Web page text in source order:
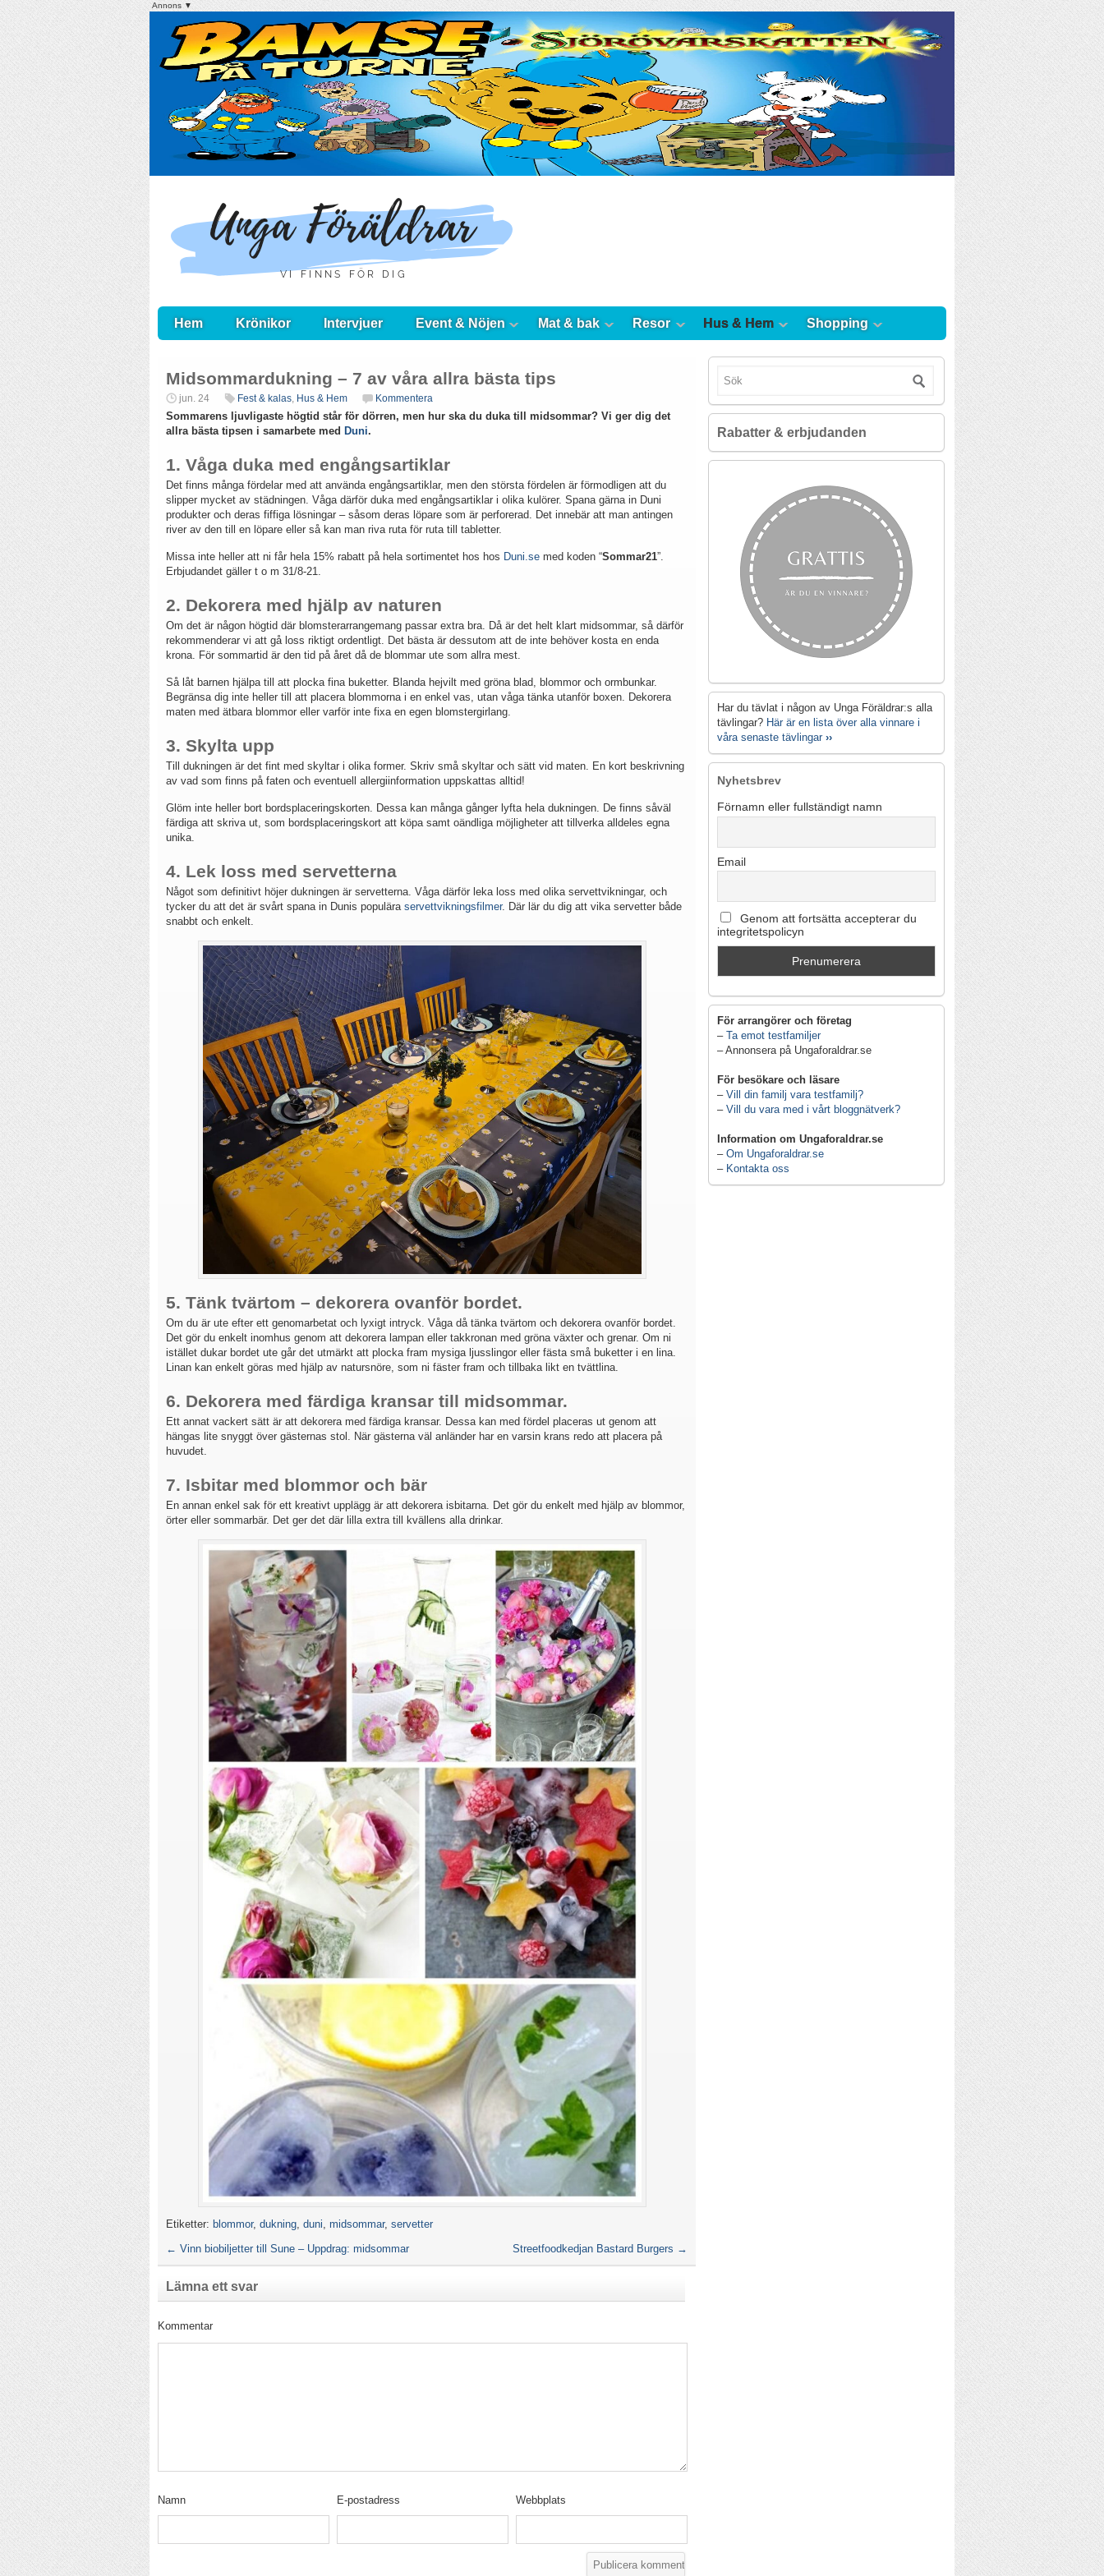
Annons ▼
Hem Krönikor Intervjuer Event & Nöjen Mat & bak Resor Hus & Hem Shopping
Midsommardukning – 7 av våra allra bästa tips
jun. 24 Fest & kalas, Hus & Hem Kommentera
Sommarens ljuvligaste högtid står för dörren, men hur ska du duka till midsommar? Vi ger dig det
allra bästa tipsen i samarbete med Duni.
1. Våga duka med engångsartiklar
Det finns många fördelar med att använda engångsartiklar, men den största fördelen är förmodligen att du
slipper mycket av städningen. Våga därför duka med engångsartiklar i olika kulörer. Spana gärna in Duni
produkter och deras fiffiga lösningar – såsom deras löpare som är perforerad. Det innebär att man antingen
river av den till en löpare eller så kan man riva ruta för ruta till tabletter.
Missa inte heller att ni får hela 15% rabatt på hela sortimentet hos hos Duni.se med koden “Sommar21”.
Erbjudandet gäller t o m 31/8-21.
2. Dekorera med hjälp av naturen
Om det är någon högtid där blomsterarrangemang passar extra bra. Då är det helt klart midsommar, så därför
rekommenderar vi att gå loss riktigt ordentligt. Det bästa är dessutom att de inte behöver kosta en enda
krona. För sommartid är den tid på året då de blommar ute som allra mest.
Så låt barnen hjälpa till att plocka fina buketter. Blanda hejvilt med gröna blad, blommor och ormbunkar.
Begränsa dig inte heller till att placera blommorna i en enkel vas, utan våga tänka utanför boxen. Dekorera
maten med ätbara blommor eller varför inte fixa en egen blomstergirlang.
3. Skylta upp
Till dukningen är det fint med skyltar i olika former. Skriv små skyltar och sätt vid maten. En kort beskrivning
av vad som finns på faten och eventuell allergiinformation uppskattas alltid!
Glöm inte heller bort bordsplaceringskorten. Dessa kan många gånger lyfta hela dukningen. De finns såväl
färdiga att skriva ut, som bordsplaceringskort att köpa samt oändliga möjligheter att tillverka alldeles egna
unika.
4. Lek loss med servetterna
Något som definitivt höjer dukningen är servetterna. Våga därför leka loss med olika servettvikningar, och
tycker du att det är svårt spana in Dunis populära servettvikningsfilmer. Där lär du dig att vika servetter både
snabbt och enkelt.
5. Tänk tvärtom – dekorera ovanför bordet.
Om du är ute efter ett genomarbetat och lyxigt intryck. Våga då tänka tvärtom och dekorera ovanför bordet.
Det gör du enkelt inomhus genom att dekorera lampan eller takkronan med gröna växter och grenar. Om ni
istället dukar bordet ute går det utmärkt att plocka fram mysiga ljusslingor eller fästa små buketter i en lina.
Linan kan enkelt göras med hjälp av natursnöre, som ni fäster fram och tillbaka likt en tvättlina.
6. Dekorera med färdiga kransar till midsommar.
Ett annat vackert sätt är att dekorera med färdiga kransar. Dessa kan med fördel placeras ut genom att
hängas lite snyggt över gästernas stol. När gästerna väl anländer har en varsin krans redo att placera på
huvudet.
7. Isbitar med blommor och bär
En annan enkel sak för ett kreativt upplägg är att dekorera isbitarna. Det gör du enkelt med hjälp av blommor,
örter eller sommarbär. Det ger det där lilla extra till kvällens alla drinkar.
Etiketter: blommor, dukning duni midsommar, servetter
← Vinn biobiljetter till Sune – Uppdrag: midsommar Streetfoodkedjan Bastard Burgers →
Lämna ett svar
Kommentar
Namn E-postadress Webbplats
Rabatter & erbjudanden
Har du tävlat i någon av Unga Föräldrar:s alla
tävlingar? Här är en lista över alla vinnare i
våra senaste tävlingar ››
Nyhetsbrev
Förnamn eller fullständigt namn
Email
Genom att fortsätta accepterar du
integritetspolicyn
För arrangörer och företag
– Ta emot testfamiljer
– Annonsera på Ungaforaldrar.se
För besökare och läsare
– Vill din familj vara testfamilj?
– Vill du vara med i vårt bloggnätverk?
Information om Ungaforaldrar.se
– Om Ungaforaldrar.se
– Kontakta oss